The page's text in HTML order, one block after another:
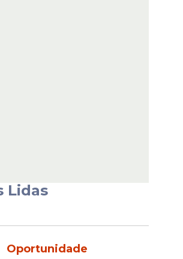
Lidas
Oportunidade